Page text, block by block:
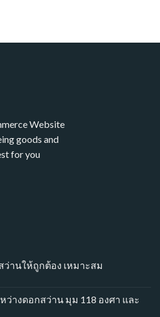
Website
goods and
for you
ว่านให้ถูกต้อง เหมาะสม
ว่างดอกสว่าน มุม 118 องศา และ